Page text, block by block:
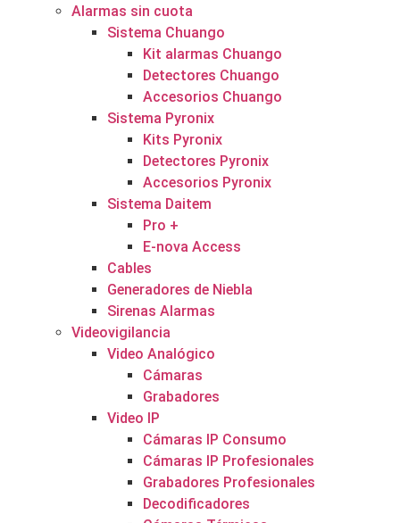
Alarmas sin cuota
Sistema Chuango
Kit alarmas Chuango
Detectores Chuango
Accesorios Chuango
Sistema Pyronix
Kits Pyronix
Detectores Pyronix
Accesorios Pyronix
Sistema Daitem
Pro +
E-nova Access
Cables
Generadores de Niebla
Sirenas Alarmas
Videovigilancia
Video Analógico
Cámaras
Grabadores
Video IP
Cámaras IP Consumo
Cámaras IP Profesionales
Grabadores Profesionales
Decodificadores